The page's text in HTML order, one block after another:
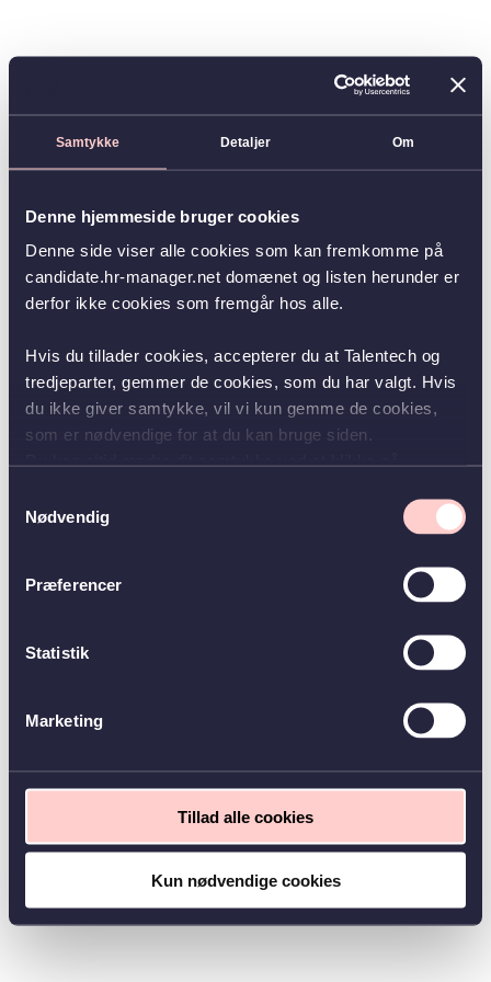
Samtykke Detaljer Om
Denne hjemmeside bruger cookies
Denne side viser alle cookies som kan fremkomme på
candidate.hr-manager.net domænet og listen herunder er
derfor ikke cookies som fremgår hos alle.
Hvis du tillader cookies, accepterer du at Talentech og
tredjeparter, gemmer de cookies, som du har valgt. Hvis
du ikke giver samtykke, vil vi kun gemme de cookies,
som er nødvendige for at du kan bruge siden.
Nødvendig
Præferencer
Statistik
Marketing
Tillad alle cookies
Kun nødvendige cookies